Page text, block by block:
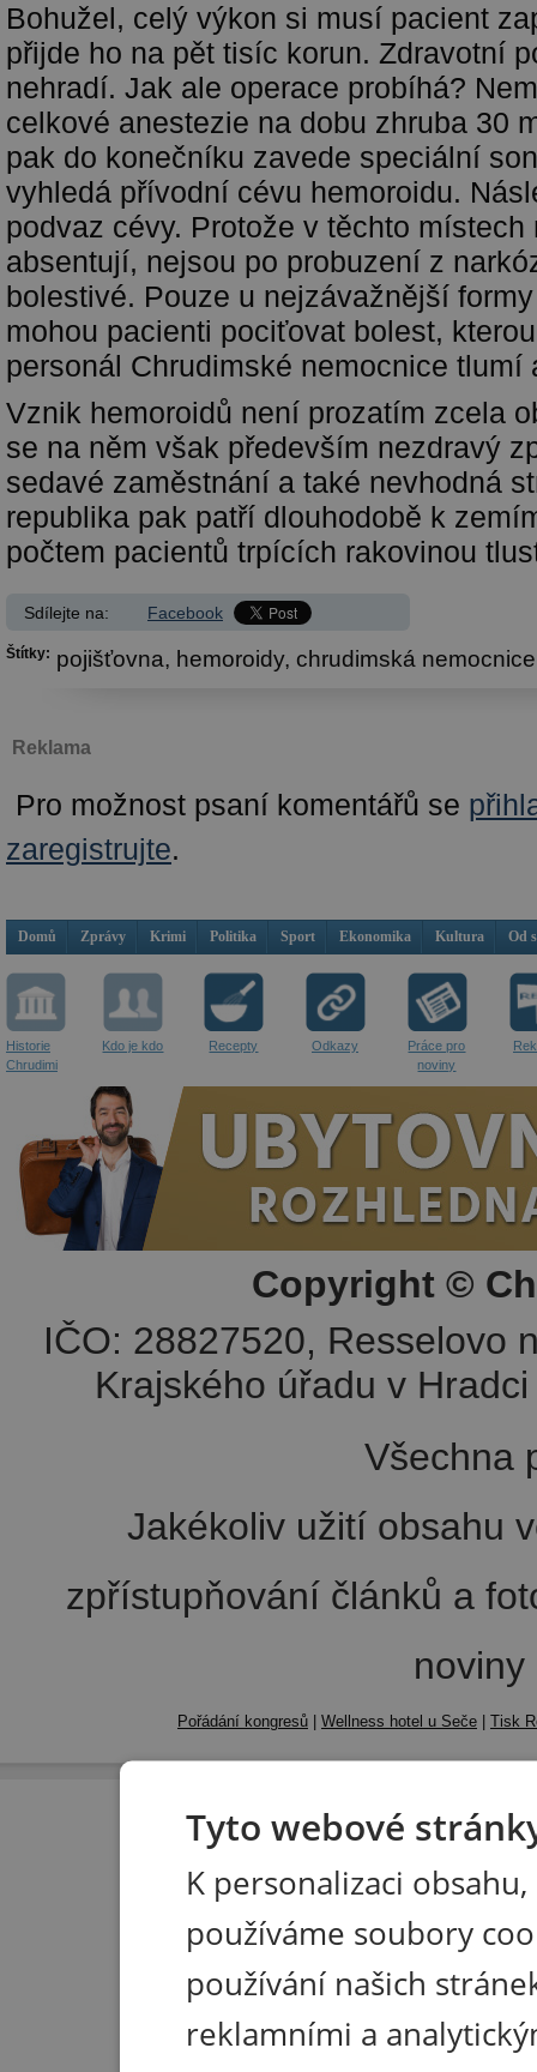
Bohužel, celý výkon si musí pacient
přijde ho na pět tisíc korun. Zdravotní
nehradí. Jak ale operace probíhá?
celkové anestezie na dobu zhruba 30
pak do konečníku zavede speciální
vyhledá přívodní cévu hemoroidu.
podvaz cévy. Protože v těchto místech
absentují, nejsou po probuzení z
bolestivé. Pouze u nejzávažnější
mohou pacienti pociťovat bolest,
personál Chrudimské nemocnice tlumí
Vznik hemoroidů není prozatím zcela
se na něm však především nezdravý
sedavé zaměstnání a také nevhodná
republika pak patří dlouhodobě k
počtem pacientů trpících rakovinou
Sdílejte na: Facebook
Štítky: pojišťovna, hemoroidy, chrudimská
Reklama
Pro možnost psaní komentářů se
zaregistrujte.
Domů Zprávy Krimi Politika Sport Ekonomika Kultura Od
Historie
Chrudimi
Kdo je kdo Recepty Odkazy
Práce pro
noviny
Copyright ©
IČO: 28827520, Resselovo
Krajského úřadu v
Všechna
Jakékoliv užití obsahu
zpřístupňování článků a
Pořádání kongresů Wellness hotel u Seče Tisk
Tyto webové
K personalizaci
používáme soubory
používání našich
reklamními a